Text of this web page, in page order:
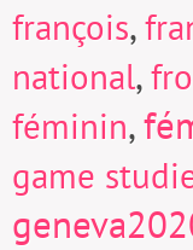
françois,
national,
féminin,
game